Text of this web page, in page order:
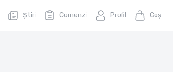
Știri Comenzi Profil Coş